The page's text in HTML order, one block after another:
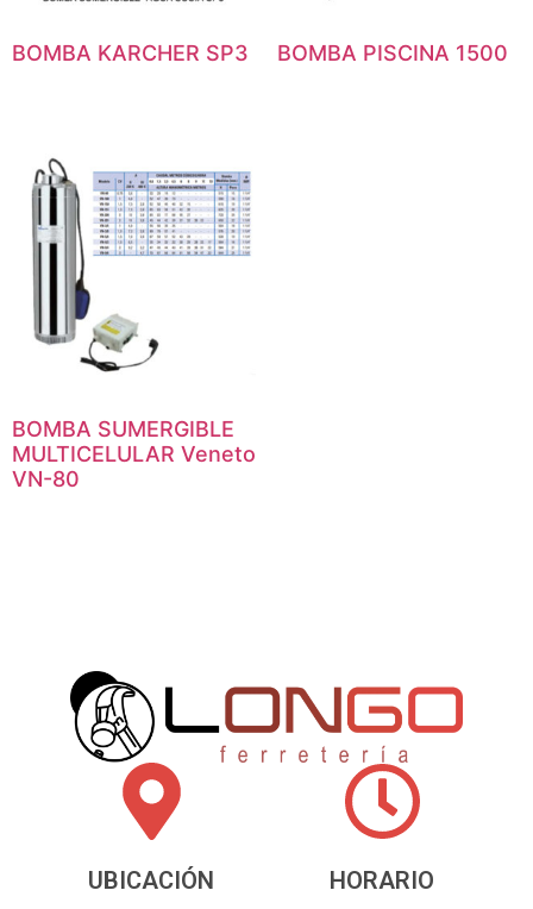
BOMBA KARCHER SP3 BOMBA PISCINA 1500
BOMBA SUMERGIBLE
MULTICELULAR Veneto
VN-80
UBICACIÓN HORARIO